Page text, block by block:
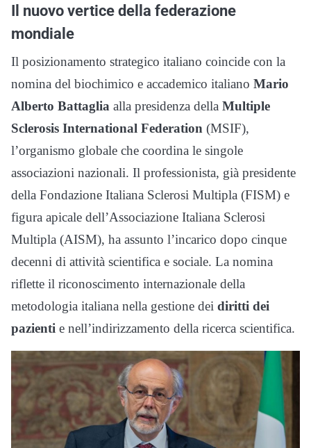
Il nuovo vertice della federazione
mondiale
Il posizionamento strategico italiano coincide con la
nomina del biochimico e accademico italiano Mario
Alberto Battaglia alla presidenza della Multiple
Sclerosis International Federation (MSIF),
l’organismo globale che coordina le singole
associazioni nazionali. Il professionista, già presidente
della Fondazione Italiana Sclerosi Multipla (FISM) e
figura apicale dell’Associazione Italiana Sclerosi
Multipla (AISM), ha assunto l’incarico dopo cinque
decenni di attività scientifica e sociale. La nomina
riflette il riconoscimento internazionale della
metodologia italiana nella gestione dei diritti dei
pazienti e nell’indirizzamento della ricerca scientifica.